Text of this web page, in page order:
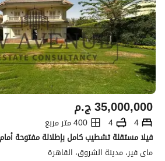
ج.م35,000,000
4
4
400 متر مربع
ماى فير، مدينة الشروق، القاهرة